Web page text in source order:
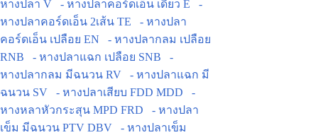
หางปลา V
- หางปลาคอร์ดเอ็น เดี่ยว E
-
หางปลาคอร์ดเอ็น 2เส้น TE
- หางปลา
คอร์ดเอ็น เปลือย EN
- หางปลากลม เปลือย
RNB
- หางปลาแฉก เปลือย SNB
-
หางปลากลม มีฉนวน RV
- หางปลาแฉก มี
ฉนวน SV
- หางปลาเสียบ FDD MDD
-
หางหลาหัวกระสุน MPD FRD
- หางปลา
เข็ม มีฉนวน PTV DBV
- หางปลาเข็ม